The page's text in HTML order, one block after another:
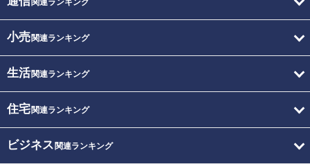
関連ランキング
小売関連ランキング
生活関連ランキング
住宅関連ランキング
ビジネス 関連ランキング